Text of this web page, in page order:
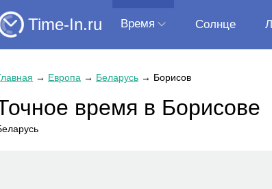
Time-In.ru Время Солнце
→ Европа → Беларусь → Борисов
время в Борисове